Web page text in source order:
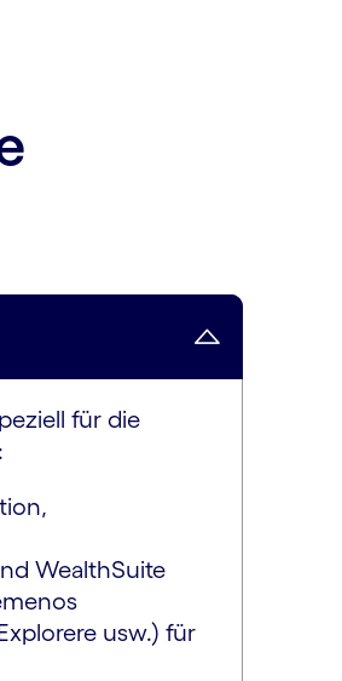
für die
WealthSuite
usw.) für